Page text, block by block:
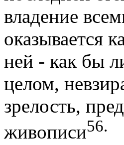
владение
оказывается
ней - как бы
целом,
зрелость,
живописи56.